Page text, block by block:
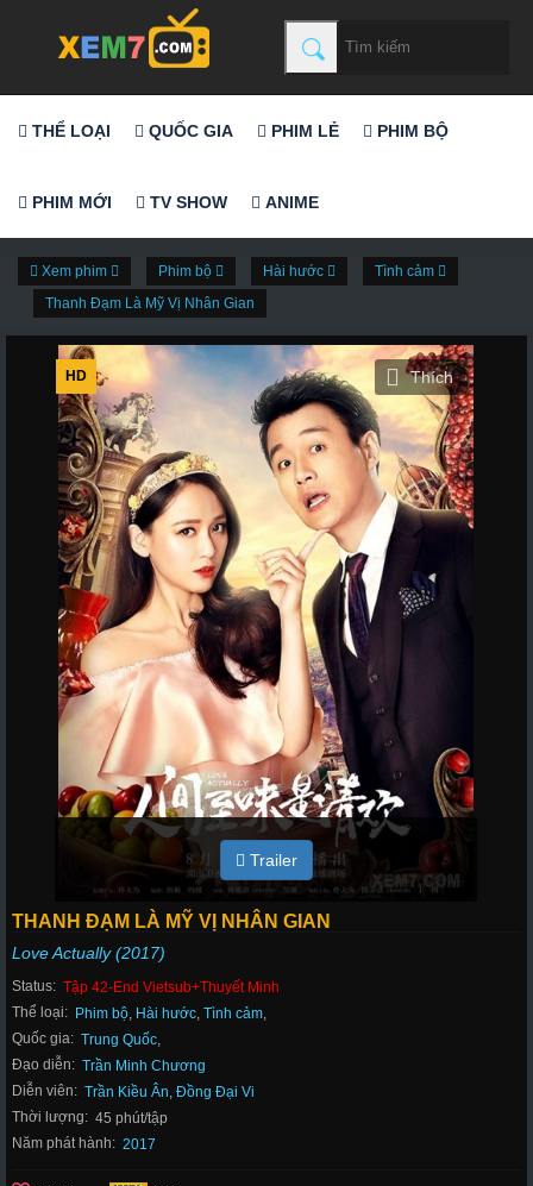
THỂ LOẠI QUỐC GIA PHIM LẺ PHIM BỘ
PHIM MỚI TV SHOW ANIME
Xem phim Phim bộ Hài hước
Tình cảm
Thanh Đạm Là Mỹ Vị Nhân Gian
HD
Trailer
THANH ĐẠM LÀ MỸ VỊ NHÂN GIAN
Love Actually (2017)
Status: Tập 42-End Vietsub+Thuyết Minh
Thể loại: Phim bộ, Hài hước, Tình cảm,
Quốc gia: Trung Quốc,
Đạo diễn: Trần Minh Chương
Diễn viên: Trần Kiều Ân, Đồng Đại Vi
Thời lượng: 45 phút/tập
Năm phát hành: 2017